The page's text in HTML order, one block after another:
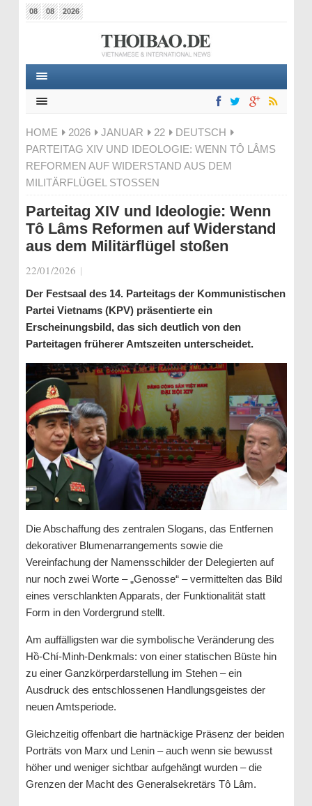
08 08 2026
HOME 2026 JANUAR 22
DEUTSCH
PARTEITAG XIV UND IDEOLOGIE: WENN TÔ LÂMS
REFORMEN AUF WIDERSTAND AUS DEM
MILITÄRFLÜGEL STOSSEN
Parteitag XIV und Ideologie: Wenn
Tô Lâms Reformen auf Widerstand
aus dem Militärflügel stoßen
22/01/2026 |
Der Festsaal des 14. Parteitags der Kommunistischen
Partei Vietnams (KPV) präsentierte ein
Erscheinungsbild, das sich deutlich von den
Parteitagen früherer Amtszeiten unterscheidet.
Die Abschaffung des zentralen Slogans, das Entfernen
dekorativer Blumenarrangements sowie die
Vereinfachung der Namensschilder der Delegierten auf
nur noch zwei Worte – „Genosse“ – vermittelten das Bild
eines verschlankten Apparats, der Funktionalität statt
Form in den Vordergrund stellt.
Am auffälligsten war die symbolische Veränderung des
Hồ-Chí-Minh-Denkmals: von einer statischen Büste hin
zu einer Ganzkörperdarstellung im Stehen – ein
Ausdruck des entschlossenen Handlungsgeistes der
neuen Amtsperiode.
Gleichzeitig offenbart die hartnäckige Präsenz der beiden
Porträts von Marx und Lenin – auch wenn sie bewusst
höher und weniger sichtbar aufgehängt wurden – die
Grenzen der Macht des Generalsekretärs Tô Lâm.